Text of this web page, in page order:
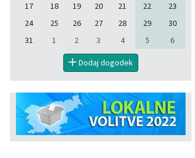
17
18 19 20 21 22
23
24
25 26 27 28 29
30
31
1 2 3 4 5 6
Dodaj dogodek